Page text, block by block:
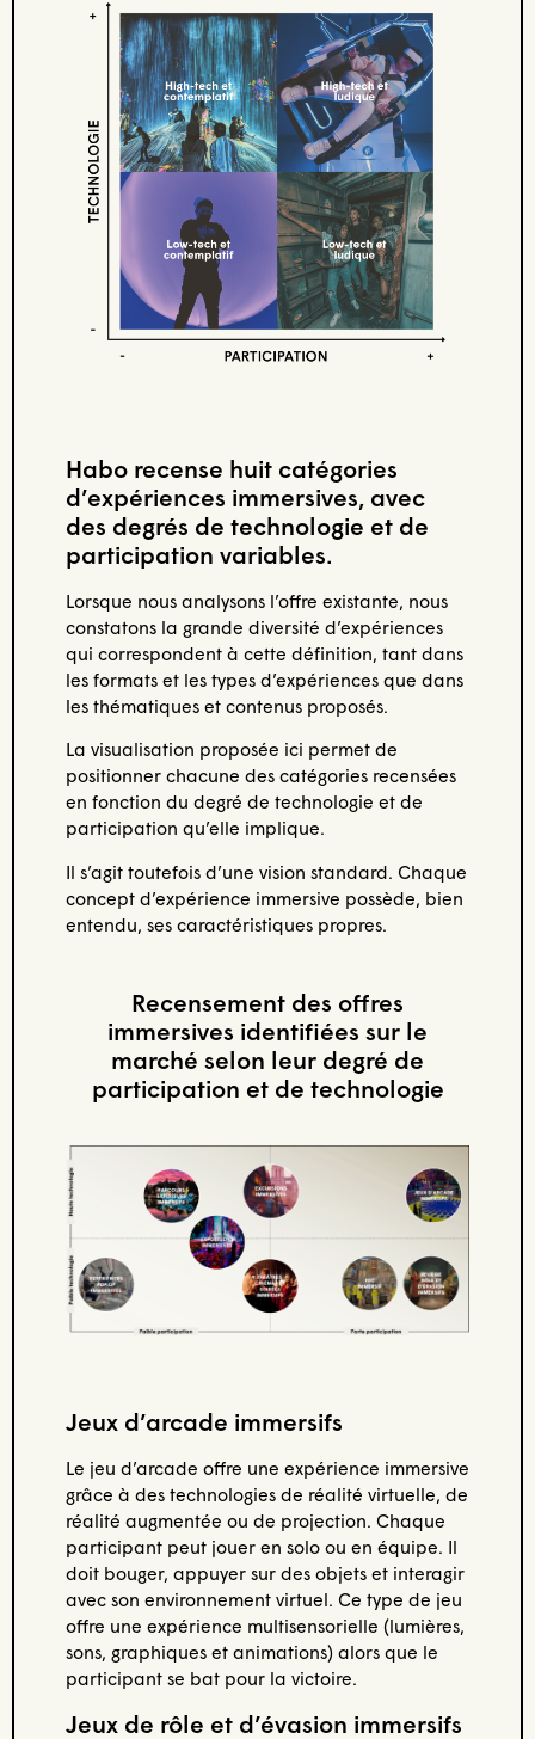
Habo recense huit catégories
d’expériences immersives, avec
des degrés de technologie et de
participation variables.
Lorsque nous analysons l’offre existante, nous
constatons la grande diversité d’expériences
qui correspondent à cette définition, tant dans
les formats et les types d’expériences que dans
les thématiques et contenus proposés.
La visualisation proposée ici permet de
positionner chacune des catégories recensées
en fonction du degré de technologie et de
participation qu’elle implique.
Il s’agit toutefois d’une vision standard. Chaque
concept d’expérience immersive possède, bien
entendu, ses caractéristiques propres.
Recensement des offres
immersives identifiées sur le
marché selon leur degré de
participation et de technologie
Jeux d’arcade immersifs
Le jeu d’arcade offre une expérience immersive
grâce à des technologies de réalité virtuelle, de
réalité augmentée ou de projection. Chaque
participant peut jouer en solo ou en équipe. Il
doit bouger, appuyer sur des objets et interagir
avec son environnement virtuel. Ce type de jeu
offre une expérience multisensorielle (lumières,
sons, graphiques et animations) alors que le
participant se bat pour la victoire.
Jeux de rôle et d’évasion immersifs